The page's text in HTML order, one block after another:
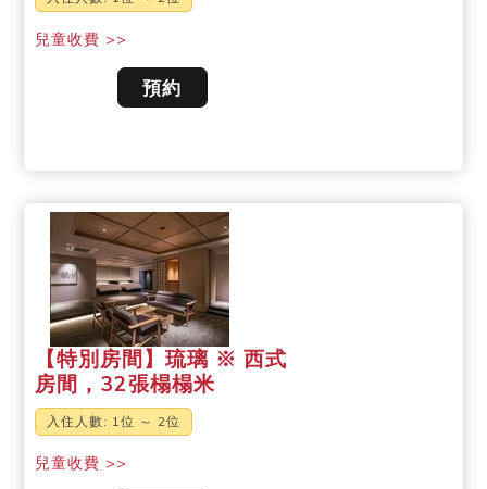
兒童收費 >>
預約
【特別房間】琉璃 ※ 西式
房間，32張榻榻米
入住人數: 1位 ～ 2位
兒童收費 >>